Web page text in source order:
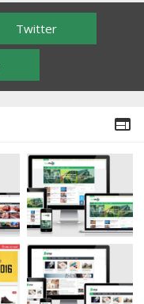
Twitter
